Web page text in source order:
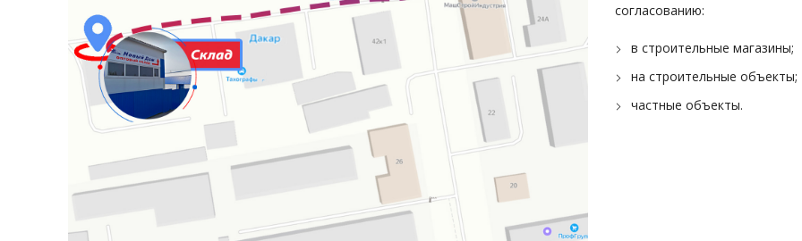
согласованию:
в строительные магазины;
на строительные объекты;
частные объекты.